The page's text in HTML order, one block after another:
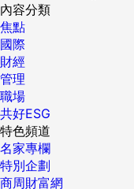
內容分類
焦點
國際
財經
管理
職場
共好ESG
特色頻道
名家專欄
特別企劃
商周財富網